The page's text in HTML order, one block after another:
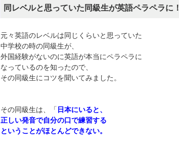
同レベルと思っていた同級生が英語ペラペラに！
元々英語のレベルは同じくらいと思っていた
中学校の時の同級生が、
外国経験がないのに英語が本当にペラペラに
なっているのを知ったので、
その同級生にコツを聞いてみました。
その同級生は、「日本にいると、
正しい発音で自分の口で練習する
ということがほとんどできない。